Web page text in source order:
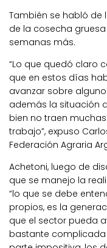
También se habló de
de la cosecha
semanas más.
“Lo que quedó claro
que en estos días
avanzar sobre
además la situación
bien no traen
trabajo”, expuso
Federación Agraria
Achetoni, luego de
que se manejo la
“lo que se debe
propios, es la
que el sector pueda
bastante